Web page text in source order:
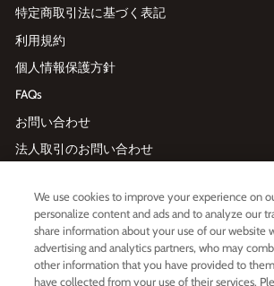
特定商取引法に基づく表記
利用規約
個人情報保護方針
FAQs
お問い合わせ
法人取引のお問い合わせ
メールマガジン登
Enter
email
利用規約およびプライバシーポリシ
We use cookies to improve your experience on
personalize content and ads and to analyze our
share information about your use of our website
advertising and analytics partners, who may
other information that you have provided to
have collected from your use of their services.